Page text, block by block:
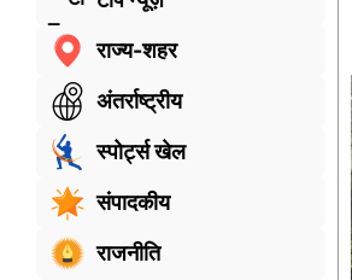
राज्य-शहर
अंतर्राष्ट्रीय
स्पोर्ट्स खेल
संपादकीय
राजनीति